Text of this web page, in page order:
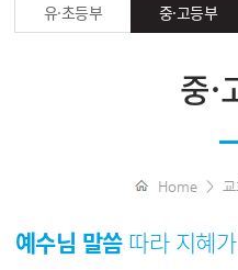
유·초등부 중·고등부
중·
Home > 교
예수님 말씀따라 지혜